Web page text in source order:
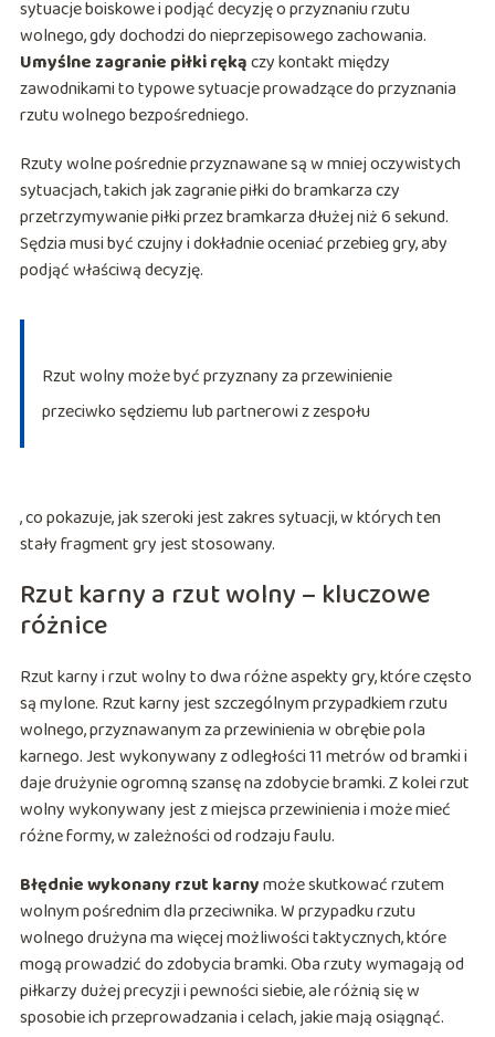
sytuacje boiskowe i podjąć decyzję o przyznaniu rzutu
wolnego, gdy dochodzi do nieprzepisowego zachowania.
Umyślne zagranie piłki rękączy kontakt między
zawodnikami to typowe sytuacje prowadzące do przyznania
rzutu wolnego bezpośredniego.
Rzuty wolne pośrednie przyznawane są w mniej oczywistych
sytuacjach, takich jak zagranie piłki do bramkarza czy
przetrzymywanie piłki przez bramkarza dłużej niż 6 sekund.
Sędzia musi być czujny i dokładnie oceniać przebieg gry, aby
podjąć właściwą decyzję.
Rzut wolny może być przyznany za przewinienie
przeciwko sędziemu lub partnerowi z zespołu
, co pokazuje, jak szeroki jest zakres sytuacji, w których ten
stały fragment gry jest stosowany.
Rzut karny a rzut wolny – kluczowe
różnice
Rzut karny i rzut wolny to dwa różne aspekty gry, które często
są mylone. Rzut karny jest szczególnym przypadkiem rzutu
wolnego, przyznawanym za przewinienia w obrębie pola
karnego. Jest wykonywany z odległości 11 metrów od bramki i
daje drużynie ogromną szansę na zdobycie bramki. Z kolei rzut
wolny wykonywany jest z miejsca przewinienia i może mieć
różne formy, w zależności od rodzaju faulu.
Błędnie wykonany rzut karnymoże skutkować rzutem
wolnym pośrednim dla przeciwnika. W przypadku rzutu
wolnego drużyna ma więcej możliwości taktycznych, które
mogą prowadzić do zdobycia bramki. Oba rzuty wymagają od
piłkarzy dużej precyzji i pewności siebie, ale różnią się w
sposobie ich przeprowadzania i celach, jakie mają osiągnąć.